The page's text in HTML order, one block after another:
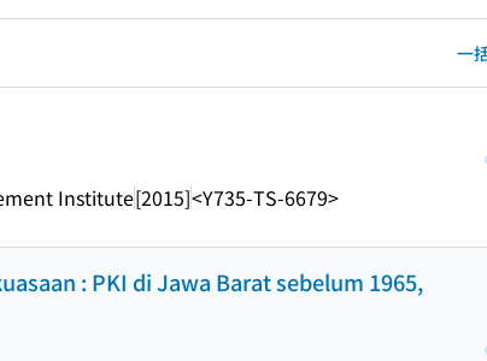
一
Institute[2015]<Y735-TS-6679>
: PKI di Jawa Barat sebelum 1965,